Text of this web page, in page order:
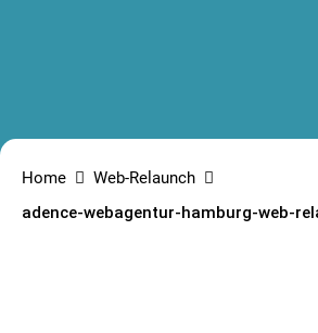
Home
Web-Relaunch
adence-webagentur-hamburg-web-